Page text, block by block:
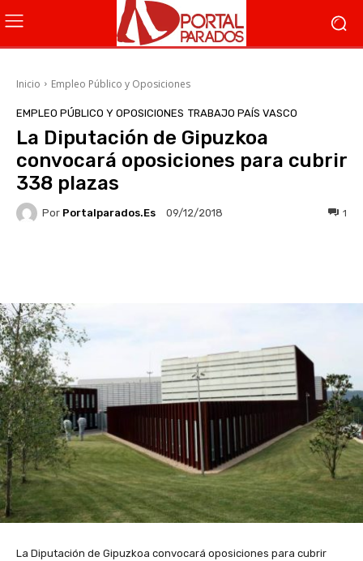
Inicio Empleo Público y Oposiciones
EMPLEO PÚBLICO Y OPOSICIONES TRABAJO PAÍS VASCO
La Diputación de Gipuzkoa
convocará oposiciones para cubrir
338 plazas
Por Portalparados.es 09/12/2018 1
La Diputación de Gipuzkoa convocará oposiciones para cubrir